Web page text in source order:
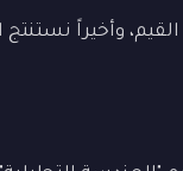
وأخيراً نستنتج